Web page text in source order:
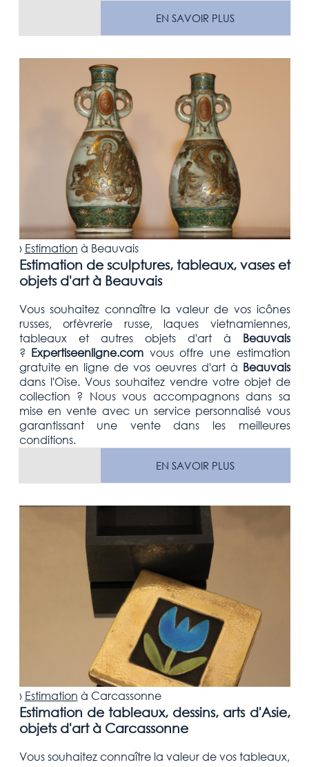
EN SAVOIR PLUS
› Estimation à Beauvais
Estimation de sculptures, tableaux, vases et
objets d'art à Beauvais
Vous souhaitez connaître la valeur de vos icônes
russes, orfèvrerie russe, laques vietnamiennes,
tableaux et autres objets d'art à
Beauvais
? Expertiseenligne.com vous offre une estimation
gratuiteen ligne de vos oeuvres d'art à Beauvais
dans l'Oise. Vous souhaitez vendre votreobjet de
collection ? Nous vous accompagnons dans sa
mise en vente avec un service personnalisé vous
garantissant une vente dans les meilleures
conditions.
EN SAVOIR PLUS
› Estimation à Carcassonne
Estimation de tableaux, dessins, arts d'Asie,
objets d'art à Carcassonne
Vous souhaitez connaître la valeur de vos tableaux,